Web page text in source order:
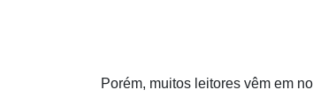
Porém, muitos leitores vêm em